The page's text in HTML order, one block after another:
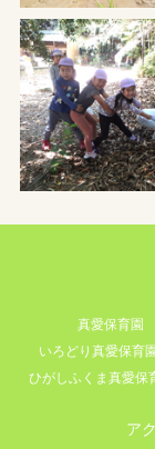
真愛保育園
いろどり真愛保育
ひがしふくま真愛
ア